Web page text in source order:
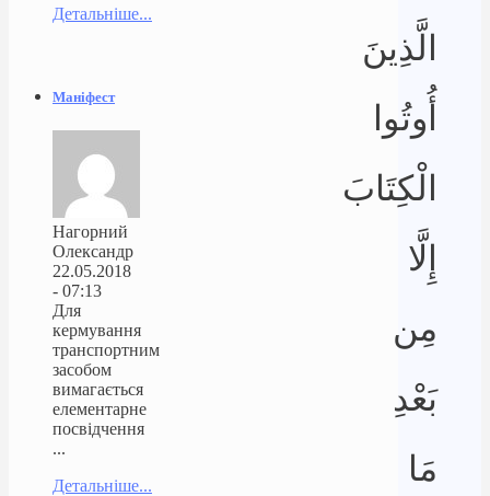
الَّذِينَ
أُوتُوا
الْكِتَابَ
إِلَّا
مِن
بَعْدِ
مَا
Детальніше...
Маніфест
Нагорний
Олександр
22.05.2018
- 07:13
Для
кермування
транспортним
засобом
вимагається
елементарне
посвідчення
...
Детальніше...